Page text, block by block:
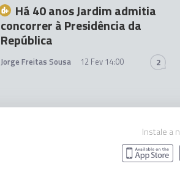
Há 40 anos Jardim admitia
concorrer à Presidência da
República
Jorge Freitas Sousa 12 Fev 14:00 2
Instale a